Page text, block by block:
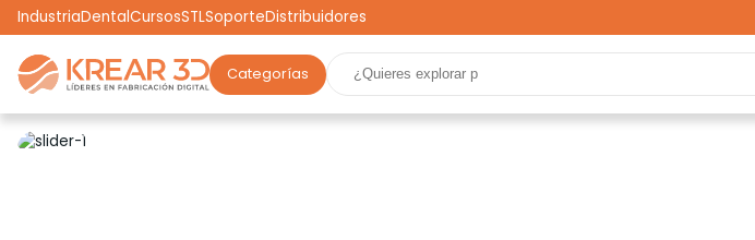
IndustriaDentalCursosSTLSoporteDistribuidores
Categorías
Marcas